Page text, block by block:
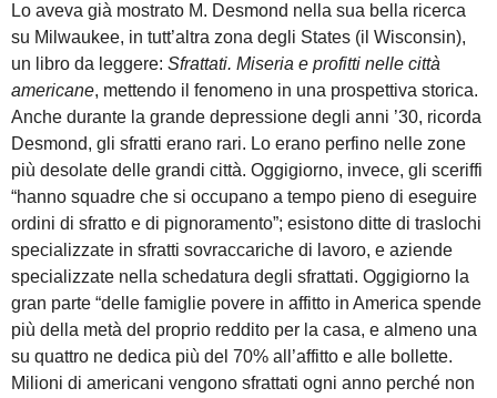
Lo aveva già mostrato M. Desmond nella sua bella ricerca
su Milwaukee, in tutt’altra zona degli States (il Wisconsin),
un libro da leggere: Sfrattati. Miseria e profitti nelle città
americane, mettendo il fenomeno in una prospettiva storica.
Anche durante la grande depressione degli anni ’30, ricorda
Desmond, gli sfratti erano rari. Lo erano perfino nelle zone
più desolate delle grandi città. Oggigiorno, invece, gli sceriffi
“hanno squadre che si occupano a tempo pieno di eseguire
ordini di sfratto e di pignoramento”; esistono ditte di traslochi
specializzate in sfratti sovraccariche di lavoro, e aziende
specializzate nella schedatura degli sfrattati. Oggigiorno la
gran parte “delle famiglie povere in affitto in America spende
più della metà del proprio reddito per la casa, e almeno una
su quattro ne dedica più del 70% all’affitto e alle bollette.
Milioni di americani vengono sfrattati ogni anno perché non